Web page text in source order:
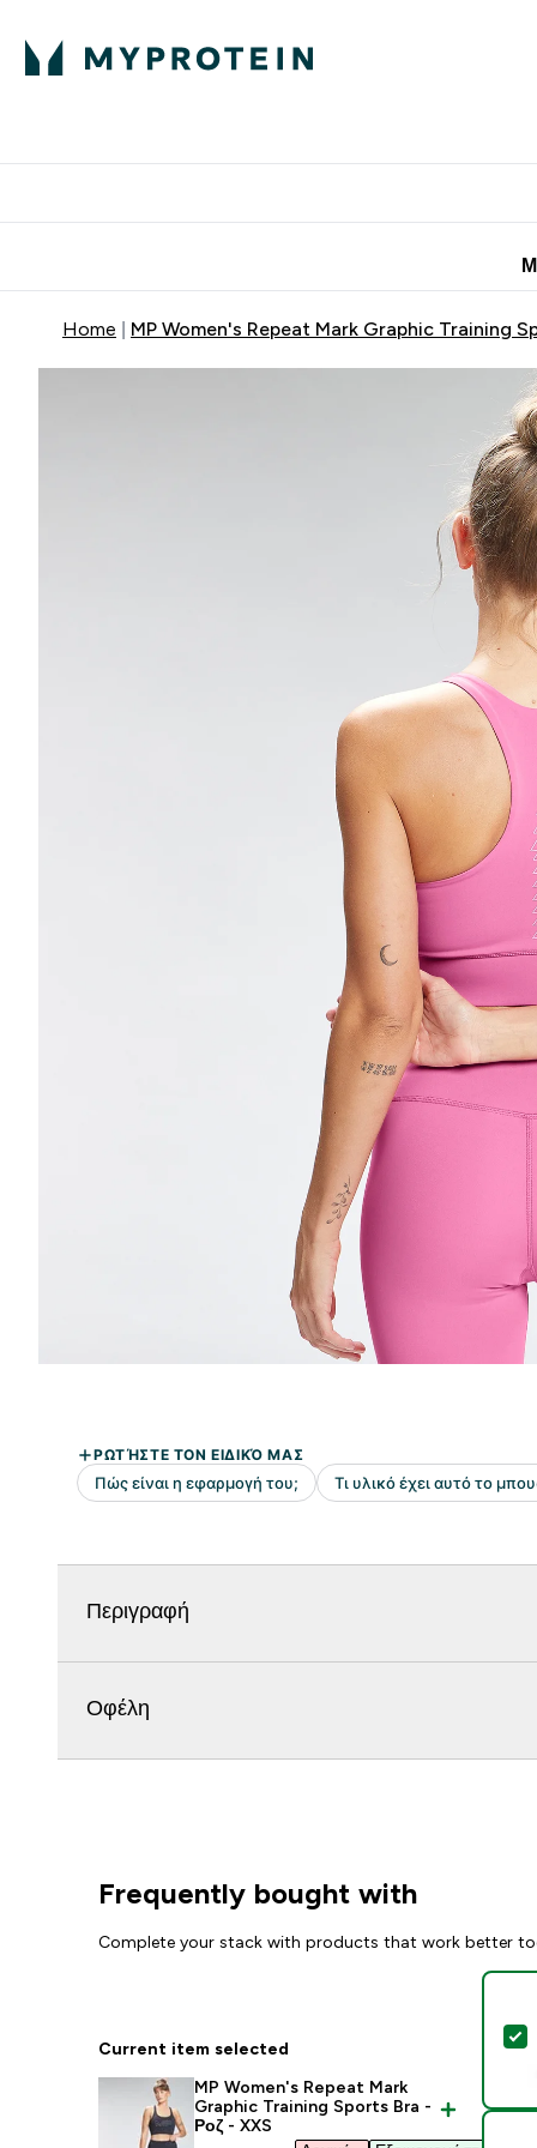
Home MP Women's Repeat Mark Graphic Training
Περιγραφή
Οφέλη
Frequently bought with
Complete your stack with products that work better
Current item selected
MP Women's Repeat Mark
Graphic Training Sports Bra -
Ροζ - XXS